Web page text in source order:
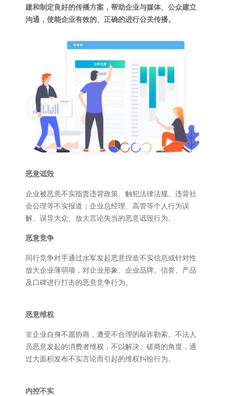
建和制定良好的传播方案，帮助企业与媒体、公众建立
沟通，使能企业有效的、正确的进行公关传播。
恶意诋毁
企业被恶意不实指责违背政策、触犯法律法规、违背社
会公理等不实报道；企业总经理、高管等个人行为误
解、误导大众、放大言论失当的恶意诋毁行为。
恶意竞争
同行竞争对手通过水军发起恶意捏造不实信息或针对性
放大企业薄弱项，对企业形象、企业品牌、信誉、产品
及口碑进行打击的恶意竞争行为。
恶意维权
非企业自身不愿协商，遭受不合理的敲诈勒索。不法人
员恶意发起的消费者维权，不以解决、磋商的角度，通
过大面积发布不实言论而引起的维权纠纷行为。
内控不实